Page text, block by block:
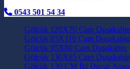
0543 501 54 34
Gölcük 120X70 Cam Duşakabin
Gölcük 85X110 Cam Duşakabin
Gölcük 95X80 Cam Duşakabin
Gölcük 130X85 Cam Duşakabin
Gölcük 130 CM İki Duvar